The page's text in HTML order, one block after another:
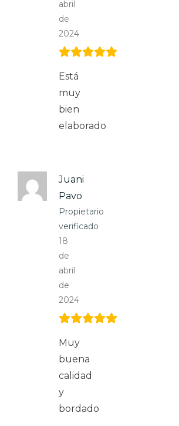
abril
de
2024
Está
muy
bien
elaborado
Juani
Pavo
Propietario
verificado
18
de
abril
de
2024
Muy
buena
calidad
y
bordado